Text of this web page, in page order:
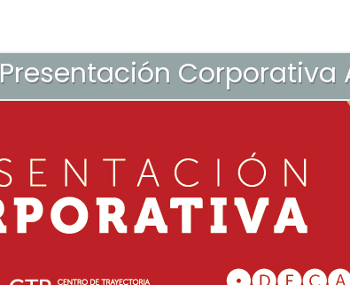
Presentación Corporativa